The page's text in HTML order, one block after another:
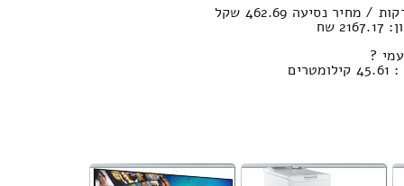
שח
?